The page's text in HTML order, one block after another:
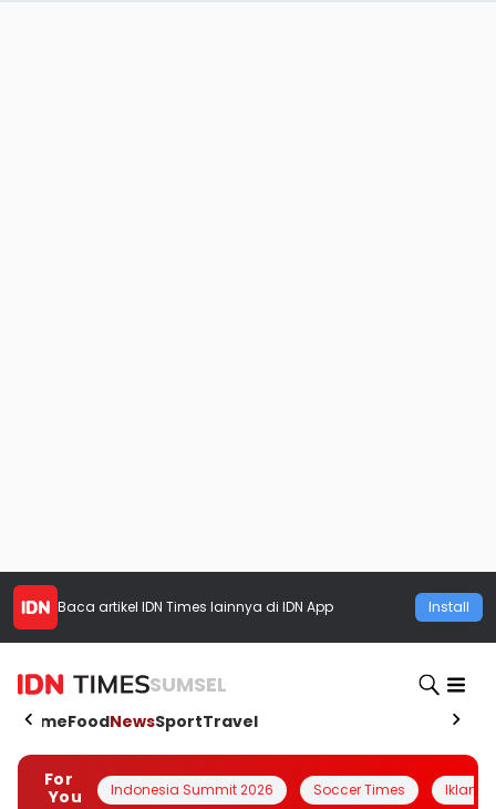
Baca artikel IDN Times lainnya di IDN App Install
SUMSEL
HomeFoodNewsSportTravel
For
You
Indonesia Summit 2026 Soccer Times Iklanin